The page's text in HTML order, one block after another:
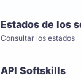
Estados de los
Consultar los estados
API Softskills